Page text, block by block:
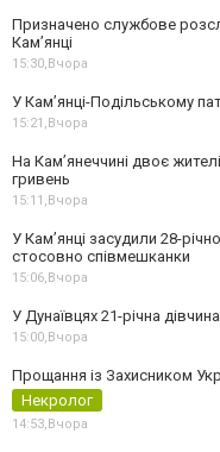
Призначено службове
Кам’янці
15:30, Вчора
У Кам’янці-Подільському
15:21, Вчора
На Камʼянеччині двоє
гривень
15:11, Вчора
У Камʼянці засудили 28-
стосовно співмешканки
15:06, Вчора
У Дунаївцях 21-річна
15:00, Вчора
Прощання із Захисником
Некролог
14:53, Вчора